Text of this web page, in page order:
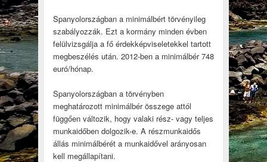
Spanyolországban a minimálbért törvényileg
szabályozzák. Ezt a kormány minden évben
felülvizsgálja a fő érdekképviseletekkel tartott
megbeszélés után. 2012-ben a minimálbér 748
euró/hónap.
Spanyolországban a törvényben
meghatározott minimálbér összege attól
függően változik, hogy valaki rész- vagy teljes
munkaidőben dolgozik-e. A részmunkaidős
állás minimálbérét a munkaidővel arányosan
kell megállapítani.